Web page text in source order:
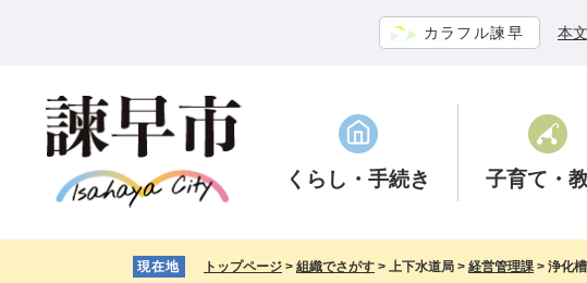
カラフル諫早 本
くらし ・手続き 子育て ・
現在地 トップページ > 組織でさがす > 上下水道局 > 経営管理課 > 浄化